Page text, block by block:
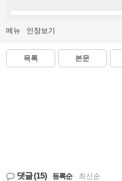
메뉴 인장보기
목록 본문
댓글(15) 등록순 최신순